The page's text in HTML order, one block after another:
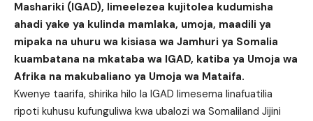
Mashariki (IGAD), limeelezea kujitolea kudumisha
ahadi yake ya kulinda mamlaka, umoja, maadili ya
mipaka na uhuru wa kisiasa wa Jamhuri ya Somalia
kuambatana na mkataba wa IGAD, katiba ya Umoja wa
Afrika na makubaliano ya Umoja wa Mataifa.
Kwenye taarifa, shirika hilo la IGAD limesema linafuatilia
ripoti kuhusu kufunguliwa kwa ubalozi wa Somaliland Jijini